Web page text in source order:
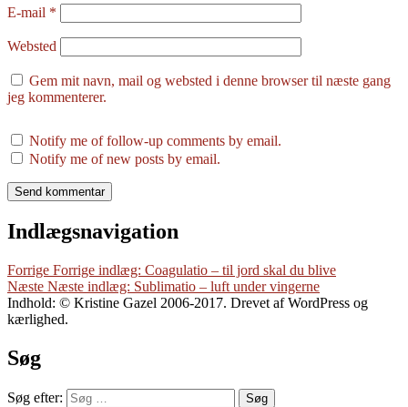
E-mail *
Websted
Gem mit navn, mail og websted i denne browser til næste gang
jeg kommenterer.
Notify me of follow-up comments by email.
Notify me of new posts by email.
Indlægsnavigation
Forrige Forrige indlæg: Coagulatio – til jord skal du blive
Næste Næste indlæg: Sublimatio – luft under vingerne
Indhold: © Kristine Gazel 2006-2017. Drevet af WordPress og
kærlighed.
Søg
Søg efter: Søg